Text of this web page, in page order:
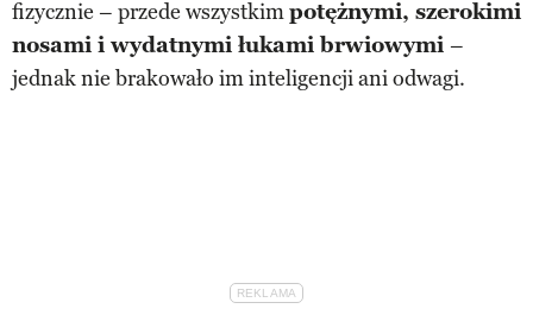
fizycznie – przede wszystkimpotężnymi, szerokimi
nosami i wydatnymi łukami brwiowymi –
jednak nie brakowało im inteligencji ani odwagi.